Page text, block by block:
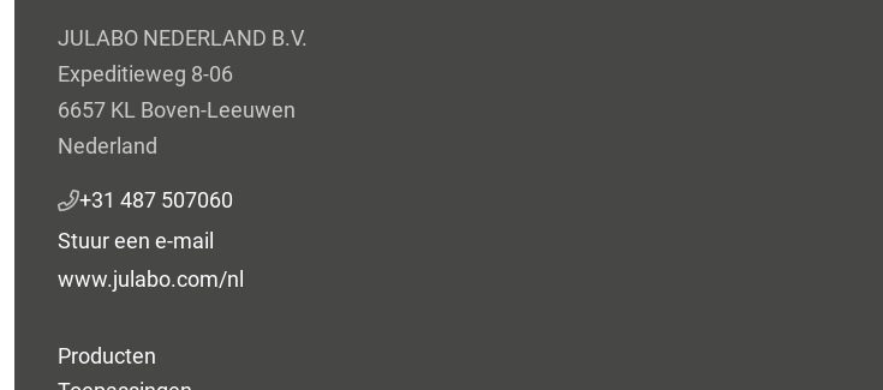
JULABO NEDERLAND B.V.
Expeditieweg 8-06
6657 KL Boven-Leeuwen
Nederland
+31 487 507060
Stuur een e-mail
www.julabo.com/nl
Producten